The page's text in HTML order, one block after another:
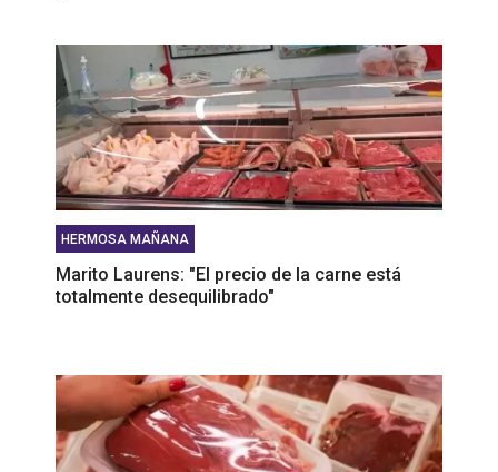
HERMOSA MAÑANA
Marito Laurens: "El precio de la carne está
totalmente desequilibrado"